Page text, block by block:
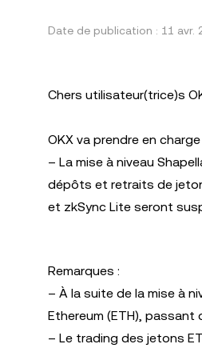
Date de publication : 11 avr.
Chers utilisateur(trice)s
OKX va prendre en
– La mise à niveau
dépôts et retraits de
et zkSync Lite seront
Remarques :
– À la suite de la mise à
Ethereum (ETH),
– Le trading des jetons